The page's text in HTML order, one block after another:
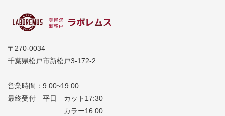
〒270-0034
千葉県松戸市新松戸3-172-2
営業時間：9:00~19:00
最終受付 平日 カット17:30
カラー16:00